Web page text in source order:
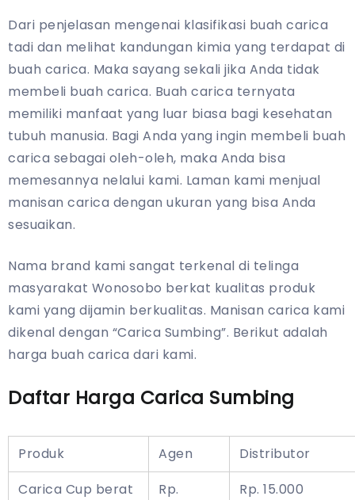
Dari penjelasan mengenai klasifikasi buah carica
tadi dan melihat kandungan kimia yang terdapat di
buah carica. Maka sayang sekali jika Anda tidak
membeli buah carica. Buah carica ternyata
memiliki manfaat yang luar biasa bagi kesehatan
tubuh manusia. Bagi Anda yang ingin membeli buah
carica sebagai oleh-oleh, maka Anda bisa
memesannya nelalui kami. Laman kami menjual
manisan carica dengan ukuran yang bisa Anda
sesuaikan.
Nama brand kami sangat terkenal di telinga
masyarakat Wonosobo berkat kualitas produk
kami yang dijamin berkualitas. Manisan carica kami
dikenal dengan “Carica Sumbing”. Berikut adalah
harga buah carica dari kami.
Daftar Harga Carica Sumbing
Produk Agen
Distributor
Carica Cup berat
Rp.
Rp. 15.000